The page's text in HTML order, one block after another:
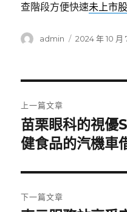
查階段方便快速未上市
作
admin
發
2024 年 10 月
章
導
覽
上一篇文章
上
一
文
章:
苗栗眼科的視
健食品的汽機車
下一篇文章